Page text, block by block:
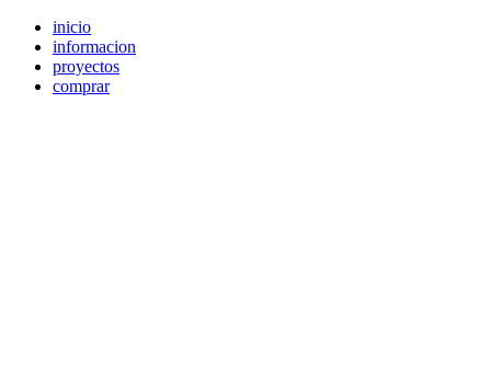
inicio
informacion
proyectos
comprar